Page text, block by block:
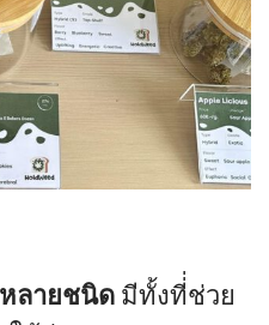
ลายชนิดมีทั้งที่่ช่วย